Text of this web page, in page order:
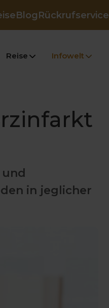
BlogRückrufservice
Reise Infowelt
in jeglicher